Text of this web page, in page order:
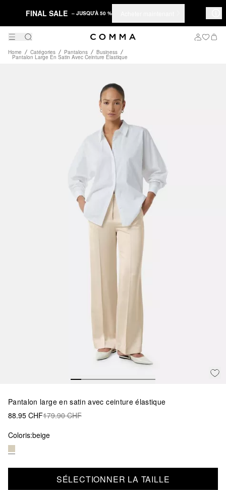
FINAL SALE – JUSQU'À 50 %
Home Catégories Pantalons Business
Pantalon Large En Satin Avec Ceinture Élastique
Pantalon large en satin avec ceinture élastique
88.95 CHF179.90 CHF
Coloris:beige
SÉLECTIONNER LA TAILLE